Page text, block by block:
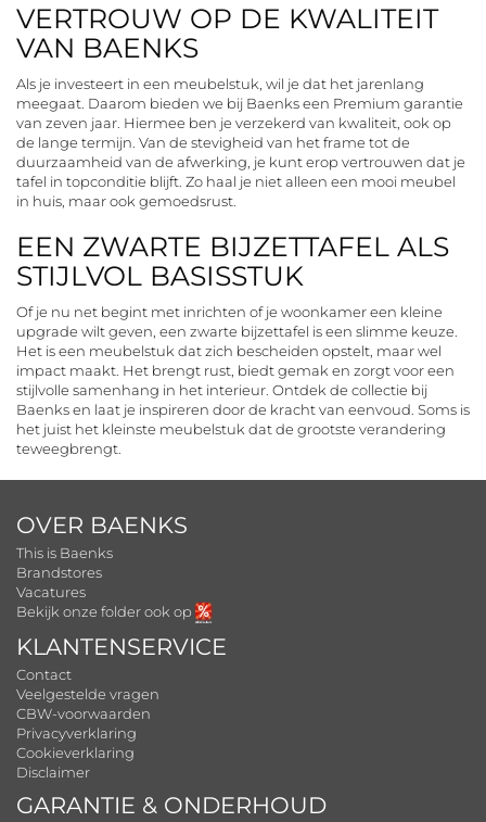
VERTROUW OP DE KWALITEIT
VAN BAENKS
Als je investeert in een meubelstuk, wil je dat het jarenlang
meegaat. Daarom bieden we bij Baenks een Premium garantie
van zeven jaar. Hiermee ben je verzekerd van kwaliteit, ook op
de lange termijn. Van de stevigheid van het frame tot de
duurzaamheid van de afwerking, je kunt erop vertrouwen dat je
tafel in topconditie blijft. Zo haal je niet alleen een mooi meubel
in huis, maar ook gemoedsrust.
EEN ZWARTE BIJZETTAFEL ALS
STIJLVOL BASISSTUK
Of je nu net begint met inrichten of je woonkamer een kleine
upgrade wilt geven, een zwarte bijzettafel is een slimme keuze.
Het is een meubelstuk dat zich bescheiden opstelt, maar wel
impact maakt. Het brengt rust, biedt gemak en zorgt voor een
stijlvolle samenhang in het interieur. Ontdek de collectie bij
Baenks en laat je inspireren door de kracht van eenvoud. Soms is
het juist het kleinste meubelstuk dat de grootste verandering
teweegbrengt.
OVER BAENKS
This is Baenks
Brandstores
Vacatures
Bekijk onze folder ook op
KLANTENSERVICE
Contact
Veelgestelde vragen
CBW-voorwaarden
Privacyverklaring
Cookieverklaring
Disclaimer
GARANTIE & ONDERHOUD